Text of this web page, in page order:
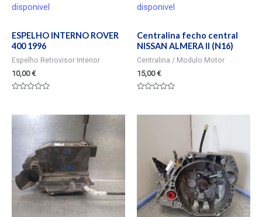
disponivel
ESPELHO INTERNO ROVER
400 1996
Espelho Retrovisor Interior
10,00€
disponivel
Centralina fecho central
NISSAN ALMERA II (N16)
Centralina / Modulo Motor
15,00€